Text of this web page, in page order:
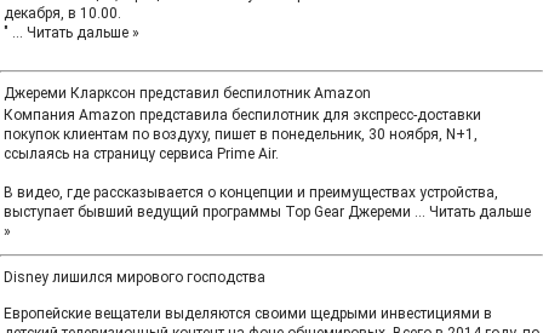
декабря, в 10.00.
" ... Читать дальше »
Джереми Кларксон представил беспилотник Amazon
Компания Amazon представила беспилотник для экспресс-доставки
покупок клиентам по воздуху, пишет в понедельник, 30 ноября, N+1,
ссылаясь на страницу сервиса Prime Air.
В видео, где рассказывается о концепции и преимуществах устройства,
выступает бывший ведущий программы Top Gear Джереми ... Читать дальше
»
Disney лишился мирового господства
Европейские вещатели выделяются своими щедрыми инвестициями в